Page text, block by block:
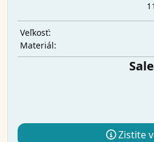
Veľkosť:
Materiál:
Zistite